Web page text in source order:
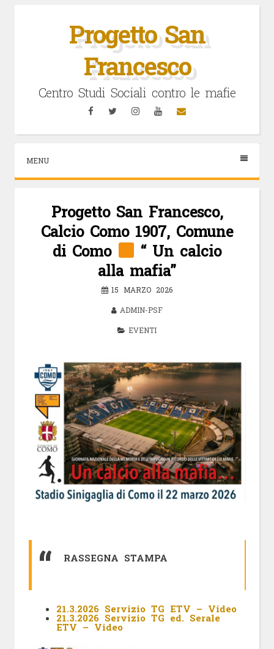
Progetto San
Francesco
Centro Studi Sociali contro le mafie
FacebookTwitterInstagramYouTubeEmail
MENU
Progetto San Francesco,
Calcio Como 1907, Comune
di Como
“ Un calcio
alla mafia”
15 MARZO 2026
ADMIN-PSF
EVENTI
RASSEGNA STAMPA
21.3.2026 Servizio TG ETV – Video
21.3.2026 Servizio TG ed. Serale
ETV – Video